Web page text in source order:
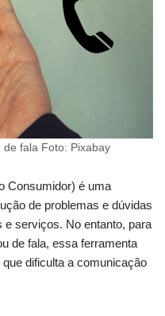
fala Foto: Pixabay
Consumidor) é uma
de problemas e dúvidas
e serviços. No entanto, para
de fala, essa ferramenta
dificulta a comunicação